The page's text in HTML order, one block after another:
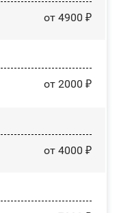
от 4900 ₽
от 2000 ₽
от 4000 ₽